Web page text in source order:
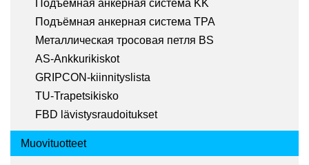
Подъёмная анкерная система KK
Подъёмная анкерная система TPA
Металлическая тросовая петля BS
AS-Ankkurikiskot
GRIPCON-kiinnityslista
TU-Trapetsikisko
FBD lävistysraudoitukset
Muovituotteet